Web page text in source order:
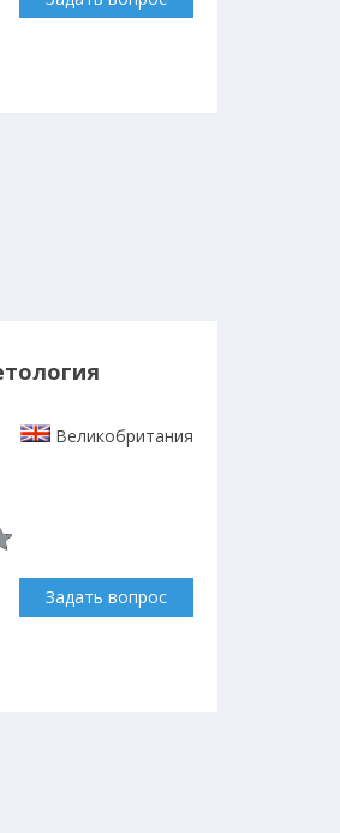
Великобритания
Задать вопрос